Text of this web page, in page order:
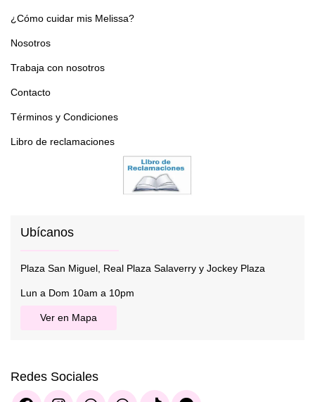
¿Cómo cuidar mis Melissa?
Nosotros
Trabaja con nosotros
Contacto
Términos y Condiciones
Libro de reclamaciones
Ubícanos
Plaza San Miguel, Real Plaza Salaverry y Jockey Plaza
Lun a Dom 10am a 10pm
Ver en Mapa
Redes Sociales